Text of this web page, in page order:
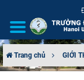
Trang chủ GIỚI